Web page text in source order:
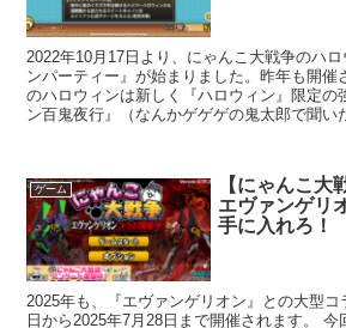
2022年10月17日より、にゃんこ大戦争のハ
ンパーティー』が始まりました。昨年も開催
のハロウィンは新しく『ハロウィン』限定の
ン百鬼夜行』（なんかゲゲゲの鬼太郎で聞い
ゲーム
【にゃんこ大
エヴァンゲリ
手に入れろ！
2025年も、『エヴァンゲリオン』との大型コ
日から2025年7月28日まで開催されます。 今